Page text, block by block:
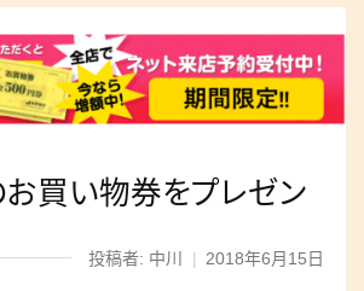
お買い物券をプレゼン
投稿者: 中川 | 2018年6月15日